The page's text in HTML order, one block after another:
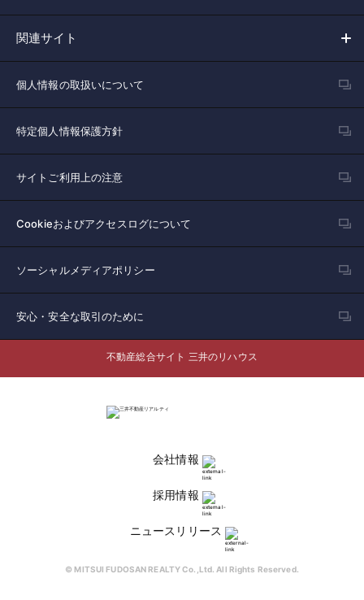
関連サイト
個人情報の取扱いについて
特定個人情報保護方針
サイトご利用上の注意
Cookieおよびアクセスログについて
ソーシャルメディアポリシー
安心・安全な取引のために
不動産総合サイト 三井のリハウス
会社情報
採用情報
ニュースリリース
© MITSUI FUDOSAN REALTY Co.,Ltd. All Rights Reserved.